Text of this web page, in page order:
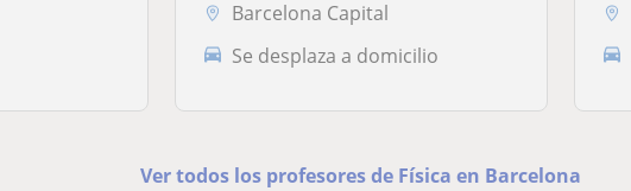
Barcelona Capital
Se desplaza a domicilio
Ver todos los profesores de Física en Barcelona